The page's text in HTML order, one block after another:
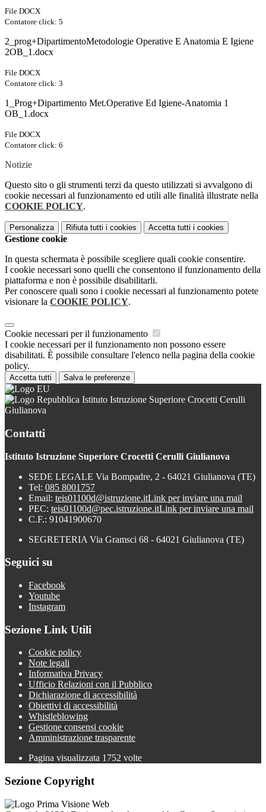
File DOCX
Contatore click: 5
2_prog+DipartimentoMetodologie Operative E Anatomia E Igiene
2OB_1.docx
File DOCX
Contatore click: 3
1_Prog+Dipartimento Met.Operative Ed Igiene-Anatomia 1
OB_1.docx
File DOCX
Contatore click: 6
Notizie
Questo sito o gli strumenti terzi da questo utilizzati si avvalgono di
cookie necessari al funzionamento ed utili alle finalità illustrate nella
COOKIE POLICY.
Personalizza Rifiuta tutti i cookies Accetta tutti i cookies
Gestione cookie
In questa schermata è possibile scegliere quali cookie consentire.
I cookie necessari sono quelli che consentono il funzionamento della
piattaforma e non è possibile disabilitarli.
Per conoscere quali sono i cookie necessari al funzionamento potete
visionare la COOKIE POLICY.
Cookie necessari per il funzionamento
I cookie necessari per il funzionamento non possono essere
disabilitati. È possibile consultare l'elenco nella pagina della cookie
policy.
Accetta tutti Salva le preferenze
Istituto Istruzione Superiore Crocetti Cerulli
Giulianova
Contatti
Istituto Istruzione Superiore Crocetti Cerulli Giulianova
SEDE LEGALE Via Bompadre, 2 - 64021 Giulianova (TE)
Tel: 085 8001757
Email: teis01100d@istruzione.itLink per inviare una mail
PEC: teis01100d@pec.istruzione.itLink per inviare una mail
C.F.: 91041900670
SEGRETERIA Via Gramsci 68 - 64021 Giulianova (TE)
Seguici su
Facebook
Youtube
Instagram
Sezione Link Utili
Cookie policy
Note legali
Informativa Privacy
Ufficio Relazioni con il Pubblico
Dichiarazione di accessibilità
Obiettivi di accessibilità
Whistleblowing
Gestione consensi cookie
Amministrazione trasparente
Pagina visualizzata 1752 volte
Sezione Copyright